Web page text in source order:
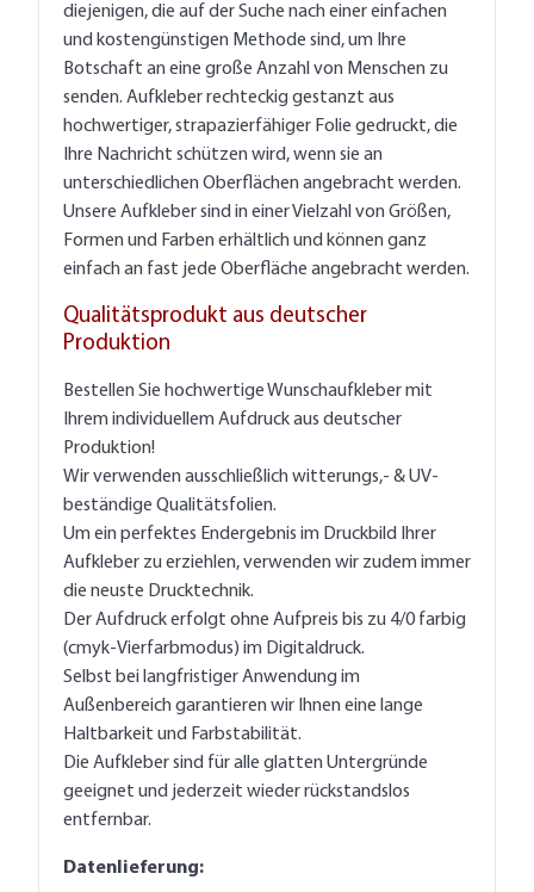
diejenigen, die auf der Suche nach einer einfachen
und kostengünstigen Methode sind, um Ihre
Botschaft an eine große Anzahl von Menschen zu
senden. Aufkleber rechteckig gestanzt aus
hochwertiger, strapazierfähiger Folie gedruckt, die
Ihre Nachricht schützen wird, wenn sie an
unterschiedlichen Oberflächen angebracht werden.
Unsere Aufkleber sind in einer Vielzahl von Größen,
Formen und Farben erhältlich und können ganz
einfach an fast jede Oberfläche angebracht werden.
Qualitätsprodukt aus deutscher
Produktion
Bestellen Sie hochwertige Wunschaufkleber mit
Ihrem individuellem Aufdruck aus deutscher
Produktion!
Wir verwenden ausschließlich witterungs,- & UV-
beständige Qualitätsfolien.
Um ein perfektes Endergebnis im Druckbild Ihrer
Aufkleber zu erziehlen, verwenden wir zudem immer
die neuste Drucktechnik.
Der Aufdruck erfolgt ohne Aufpreis bis zu 4/0 farbig
(cmyk-Vierfarbmodus) im Digitaldruck.
Selbst bei langfristiger Anwendung im
Außenbereich garantieren wir Ihnen eine lange
Haltbarkeit und Farbstabilität.
Die Aufkleber sind für alle glatten Untergründe
geeignet und jederzeit wieder rückstandslos
entfernbar.
Datenlieferung: